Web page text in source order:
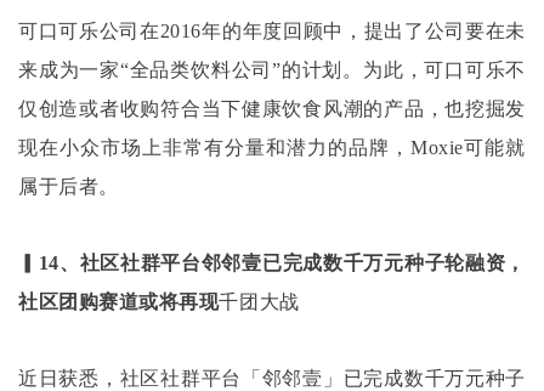
可口可乐公司在2016年的年度回顾中，提出了公司要在未
来成为一家“全品类饮料公司”的计划。为此，可口可乐不
仅创造或者收购符合当下健康饮食风潮的产品，也挖掘发
现在小众市场上非常有分量和潜力的品牌，Moxie可能就
属于后者。
▎14、社区社群平台邻邻壹已完成数千万元种子轮融资，
社区团购赛道或将再现千团大战
近日获悉，社区社群平台「邻邻壹」已完成数千万元种子